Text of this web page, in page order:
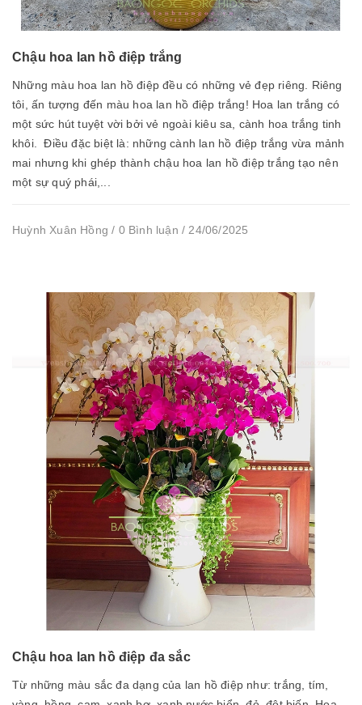
Chậu hoa lan hồ điệp trắng
Những màu hoa lan hồ điệp đều có những vẻ đẹp riêng. Riêng
tôi, ấn tượng đến màu hoa lan hồ điệp trắng! Hoa lan trắng có
một sức hút tuyệt vời bởi vẻ ngoài kiêu sa, cành hoa trắng tinh
khôi. Điều đặc biệt là: những cành lan hồ điệp trắng vừa mảnh
mai nhưng khi ghép thành chậu hoa lan hồ điệp trắng tạo nên
một sự quý phái,...
Huỳnh Xuân Hồng / 0 Bình luận / 24/06/2025
Chậu hoa lan hồ điệp đa sắc
Từ những màu sắc đa dạng của lan hồ điệp như: trắng, tím,